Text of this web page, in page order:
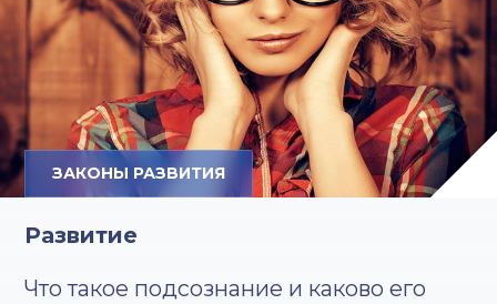
ЗАКОНЫ РАЗВИТИЯ
Развитие
Что такое подсознание и каково его